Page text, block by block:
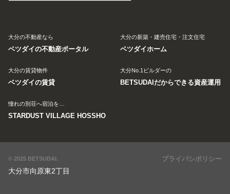
大分の不動産なら
ベツダイの不動産ポータル
大分の新築・建売住宅・注文住宅
ベツダイホーム
大分の賃貸物件
ベツダイの賃貸
大分No.1ビルダーの
BETSUDAIだからできる資産運用
憧れの別荘へ宿泊を…
STARDUST VILLAGE HOSSHO
© 2025 BETSUDAI. プライバシポリシー
大分市向原東2丁目